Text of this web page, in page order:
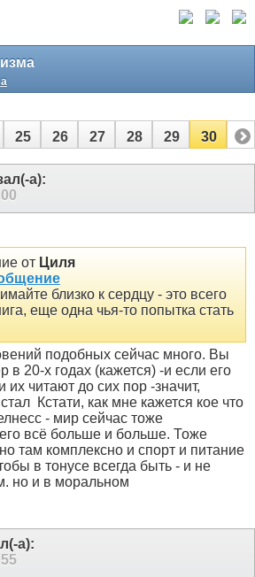
25 26 27 28 29 30
а):
от Циля
близко к сердцу - это всего
еще одна чья-то попытка стать
подобных сейчас много. Вы
в 20-х годах (кажется) -и если его
их читают до сих пор -значит,
Кстати, как мне кажется кое что
- мир сейчас тоже
всё больше и больше. Тоже
там комплексно и спорт и питание
в тонусе всегда быть - и не
но и в моральном
а):